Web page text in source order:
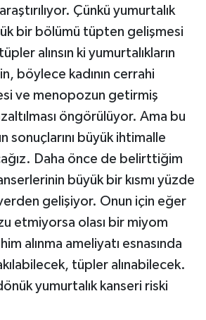
Çünkü yumurtalık
bir bölümü tüpten gelişmesi
alınsın ki yumurtalıkların
böylece kadının cerrahi
ve menopozun getirmiş
öngörülüyor. Ama bu
sonuçlarını büyük ihtimalle
Daha önce de belirttiğim
büyük bir kısmı yüzde
gelişiyor. Onun için eğer
etmiyorsa olası bir miyom
alınma ameliyatı esnasında
tüpler alınabilecek.
yumurtalık kanseri riski